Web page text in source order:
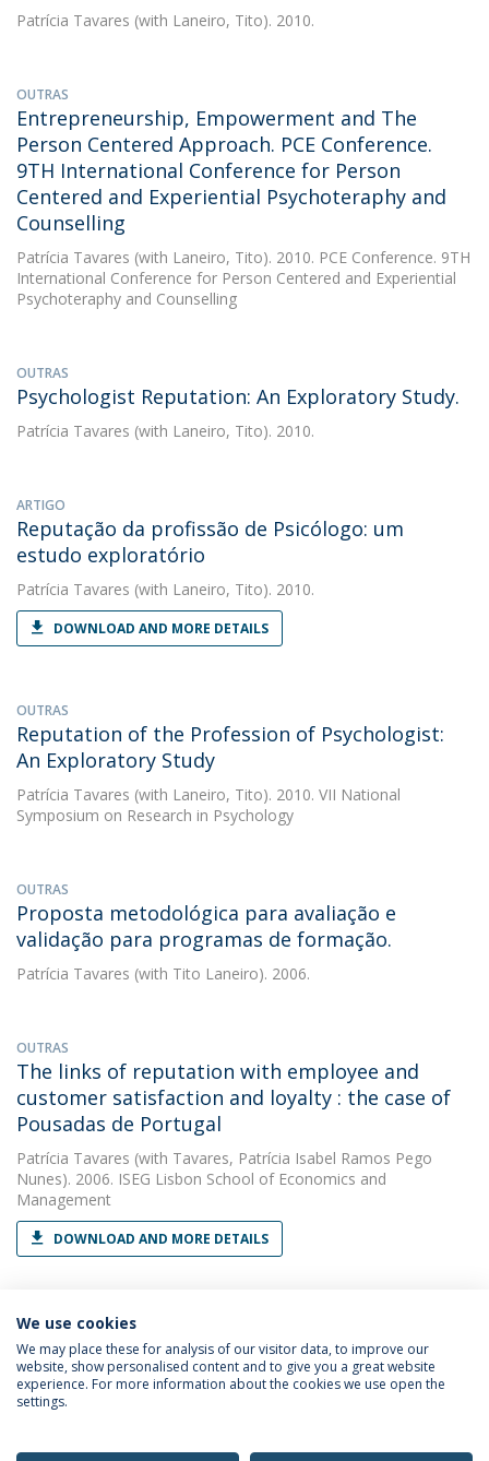
Patrícia Tavares (with Laneiro, Tito). 2010.
OUTRAS
Entrepreneurship, Empowerment and The
Person Centered Approach. PCE Conference.
9TH International Conference for Person
Centered and Experiential Psychoteraphy and
Counselling
Patrícia Tavares (with Laneiro, Tito). 2010. PCE Conference. 9TH
International Conference for Person Centered and Experiential
Psychoteraphy and Counselling
OUTRAS
Psychologist Reputation: An Exploratory Study.
Patrícia Tavares (with Laneiro, Tito). 2010.
ARTIGO
Reputação da profissão de Psicólogo: um
estudo exploratório
Patrícia Tavares (with Laneiro, Tito). 2010.
DOWNLOAD AND MORE DETAILS
OUTRAS
Reputation of the Profession of Psychologist:
An Exploratory Study
Patrícia Tavares (with Laneiro, Tito). 2010. VII National
Symposium on Research in Psychology
OUTRAS
Proposta metodológica para avaliação e
validação para programas de formação.
Patrícia Tavares (with Tito Laneiro). 2006.
OUTRAS
The links of reputation with employee and
customer satisfaction and loyalty : the case of
Pousadas de Portugal
Patrícia Tavares (with Tavares, Patrícia Isabel Ramos Pego
Nunes). 2006. ISEG Lisbon School of Economics and
Management
DOWNLOAD AND MORE DETAILS
Política de Privacidade
Termos & Condições
We use cookies
We may place these for analysis of our visitor data, to improve our
website, show personalised content and to give you a great website
experience. For more information about the cookies we use open the
settings.